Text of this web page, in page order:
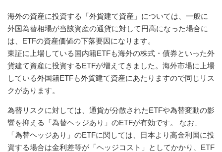
海外の資産に投資する「外貨建て資産」については、一般に
外国為替相場が当該資産の通貨に対して円高になった場合に
は、ETFの資産価値の下落要因になります。
東証に上場している国内籍ETFも海外の株式・債券といった外
貨建て資産に投資するETFが増えてきました。海外市場に上場
している外国籍ETFも外貨建て資産にあたりますので同じリス
クがあります。
為替リスクに対しては、通貨が分散されたETFや為替変動の影
響を抑える「為替ヘッジあり」のETFが有効です。 なお、
「為替ヘッジあり」のETFに関しては、日本より高金利国に投
資する場合は金利差等が「ヘッジコスト」としてかかり、ETF